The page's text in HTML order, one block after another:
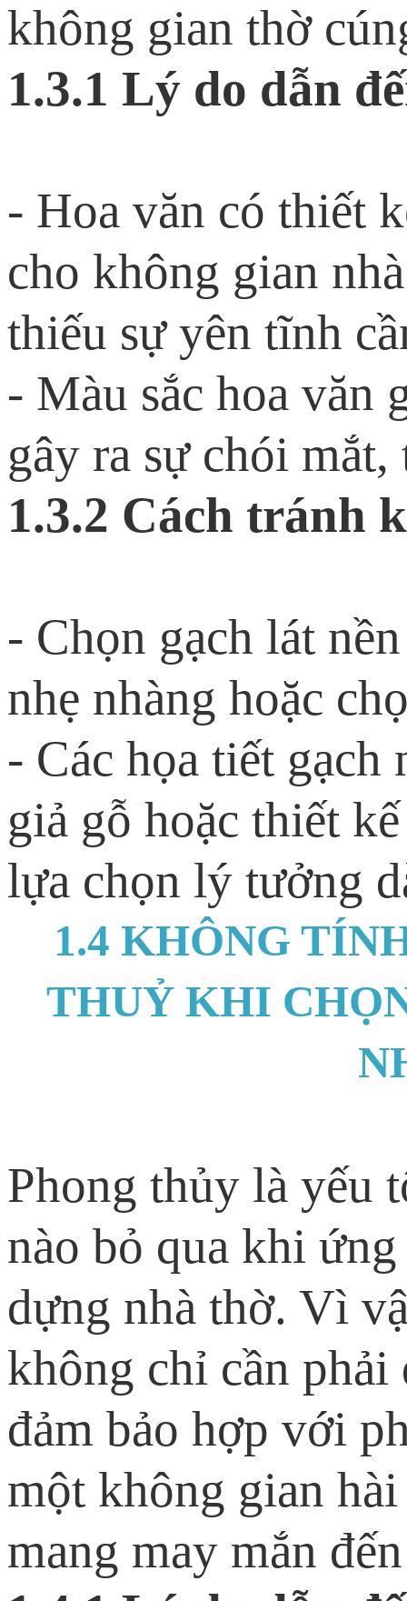
không gian thờ
1.3.1 Lý do dẫn
- Hoa văn có thiết
cho không gian
thiếu sự yên tĩnh
- Màu sắc hoa văn
gây ra sự chói
1.3.2 Cách tránh
- Chọn gạch lát
nhẹ nhàng hoặc
- Các họa tiết gạch
giả gỗ hoặc thiết
lựa chọn lý tưởng
1.4 KHÔNG
THUỶ KHI
Phong thủy là yếu
nào bỏ qua khi
dựng nhà thờ. Vì
không chỉ cần phải
đảm bảo hợp với
một không gian
mang may mắn